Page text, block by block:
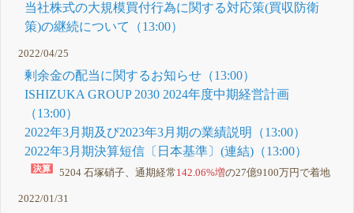
当社株式の大規模買付行為に関する対応策(買収防衛
策)の継続について（13:00）
2022/04/25
剰余金の配当に関するお知らせ（13:00）
ISHIZUKA GROUP 2030 2024年度中期経営計画
（13:00）
2022年3月期及び2023年3月期の業績説明（13:00）
2022年3月期決算短信〔日本基準〕(連結)（13:00）
5204 石塚硝子、通期経常142.06%増の27億9100万円で着地
2022/01/31